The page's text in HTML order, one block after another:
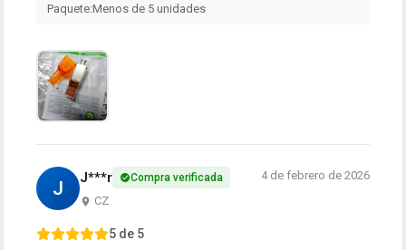
Paquete:Menos de 5 unidades
J J***r Compra verificada
CZ
4 de febrero de 2026
5 de 5